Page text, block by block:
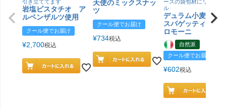
引き立ててます
岩塩ピスタチオ ア
ルペンザルツ使用
クール便でお届け
¥2,700税込
天使のミックスナッ
ツ
クール便でお届け
¥734税込
ースの袋包材にリニュー
ル
デュラム小麦 有
スパゲッティ／ジ
ロモーニ
自然派
クール便でお届け
¥602税込